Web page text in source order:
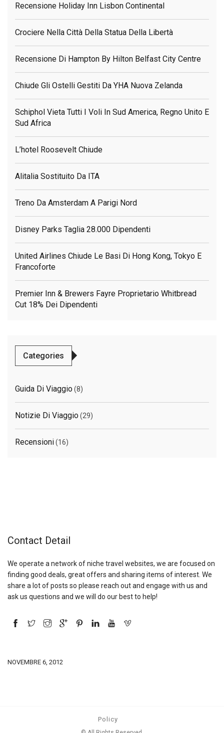
Recensione Holiday Inn Lisbon Continental
Crociere Nella Città Della Statua Della Libertà
Recensione Di Hampton By Hilton Belfast City Centre
Chiude Gli Ostelli Gestiti Da YHA Nuova Zelanda
Schiphol Vieta Tutti I Voli In Sud America, Regno Unito E
Sud Africa
L’hotel Roosevelt Chiude
Alitalia Sostituito Da ITA
Treno Da Amsterdam A Parigi Nord
Disney Parks Taglia 28.000 Dipendenti
United Airlines Chiude Le Basi Di Hong Kong, Tokyo E
Francoforte
Premier Inn & Brewers Fayre Proprietario Whitbread
Cut 18% Dei Dipendenti
Categories
Guida Di Viaggio(8)
Notizie Di Viaggio(29)
Recensioni(16)
Contact Detail
We operate a network of niche travel websites, we are focused on
finding good deals, great offers and sharing items of interest. We
share a lot of posts so please reach out and engage with us and
ask us questions and we will do our best to help!
NOVEMBRE 6, 2012
Policy